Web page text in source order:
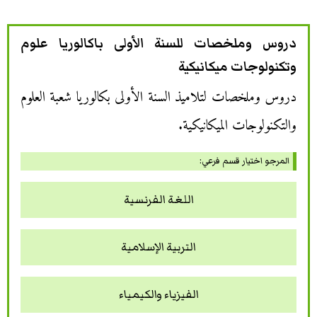
دروس وملخصات للسنة الأولى باكالوريا علوم
وتكنولوجات ميكانيكية
دروس وملخصات لتلاميذ السنة الأولى بكالوريا شعبة العلوم
والتكنولوجات الميكانيكية.
المرجو اختيار قسم فرعي:
اللغة الفرنسية
التربية الإسلامية
الفيزياء والكيمياء